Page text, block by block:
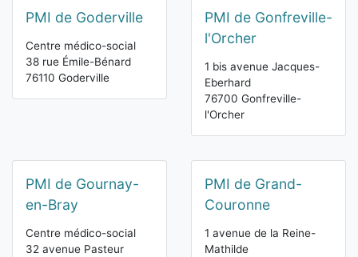
PMI de Goderville
Centre médico-social
38 rue Émile-Bénard
76110 Goderville
PMI de Gonfreville-
l'Orcher
1 bis avenue Jacques-
Eberhard
76700 Gonfreville-
l'Orcher
PMI de Gournay-
en-Bray
Centre médico-social
32 avenue Pasteur
PMI de Grand-
Couronne
1 avenue de la Reine-
Mathilde